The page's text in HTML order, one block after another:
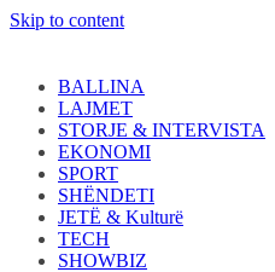
Skip to content
BALLINA
LAJMET
STORJE & INTERVISTA
EKONOMI
SPORT
SHËNDETI
JETË & Kulturë
TECH
SHOWBIZ